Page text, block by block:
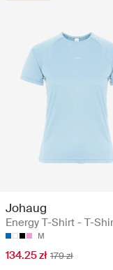
Johaug
Energy T-Shirt - T-
M
134.25 zł 179 zł